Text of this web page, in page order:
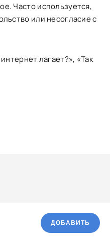
Часто используется,
или несогласие с
лагает?», «Так
ДОБАВИТЬ